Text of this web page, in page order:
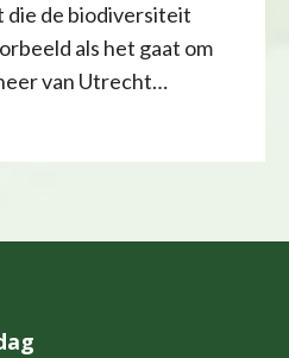
de biodiversiteit
als het gaat om
van Utrecht…